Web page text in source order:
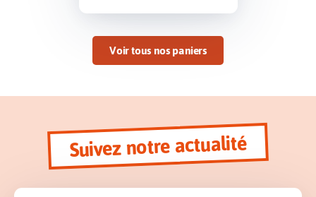
Voir tous nos paniers
Suivez notre actualité